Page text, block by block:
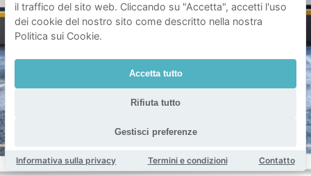
il traffico del sito web. Cliccando su "Accetta", accetti l'uso
dei cookie del nostro sito come descritto nella nostra
Politica sui Cookie.
Accetta tutto
Rifiuta tutto
Gestisci preferenze
Informativa sulla privacy Termini e condizioni Contatto